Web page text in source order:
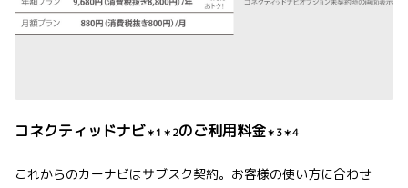
コネクティッドナビ＊1＊2のご利用料金＊3＊4
これからのカーナビはサブスク契約。お客様の使い方に合わせ